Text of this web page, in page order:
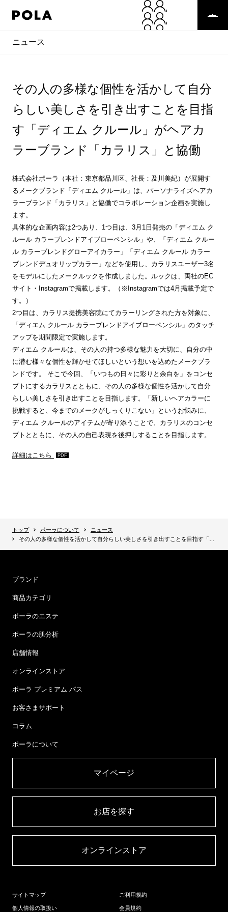
ニュース
その人の多様な個性を活かして自分
らしい美しさを引き出すことを目指
す「ディエム クルール」がヘアカ
ラーブランド「カラリス」と協働
株式会社ポーラ（本社：東京都品川区、社長：及川美紀）が展開す
るメークブランド「ディエム クルール」は、パーソナライズヘアカ
ラーブランド「カラリス」と協働でコラボレーション企画を実施し
ます。
具体的な企画内容は2つあり、1つ目は、3月1日発売の「ディエム ク
ルール カラーブレンドアイブローペンシル」や、「ディエム クルー
ル カラーブレンドグローアイカラー」「ディエム クルール カラー
ブレンドデュオリップカラー」などを使用し、カラリスユーザー3名
をモデルにしたメークルックを作成しました。ルックは、両社のEC
サイト・Instagramで掲載します。（※Instagramでは4月掲載予定で
す。）
2つ目は、カラリス提携美容院にてカラーリングされた方を対象に、
「ディエム クルール カラーブレンドアイブローペンシル」のタッチ
アップを期間限定で実施します。
ディエム クルールは、その人の持つ多様な魅力を大切に、自分の中
に潜む様々な個性を輝かせてほしいという想いを込めたメークブラ
ンドです。 そこで今回、「いつもの日々に彩りと余白を」をコンセ
プトにするカラリスとともに、その人の多様な個性を活かして自分
らしい美しさを引き出すことを目指します。「新しいヘアカラーに
挑戦すると、今までのメークがしっくりこない」というお悩みに、
ディエム クルールのアイテムが寄り添うことで、カラリスのコンセ
プトとともに、その人の自己表現を後押しすることを目指します。
詳細はこちら
トップ ポーラについて
ニュース
その人の多様な個性を活かして自分らしい美しさを引き出すことを目指す「ディエム クルール」がヘアカラーブランド「カラリス」と協働
ブランド
商品カテゴリ
ポーラのエステ
ポーラの肌分析
店舗情報
オンラインストア
ポーラ プレミアム パス
お客さまサポート
コラム
ポーラについて
マイページ​
お店を探す​
オンラインストア​
サイトマップ
個人情報の取扱い
ご利用規約
会員規約